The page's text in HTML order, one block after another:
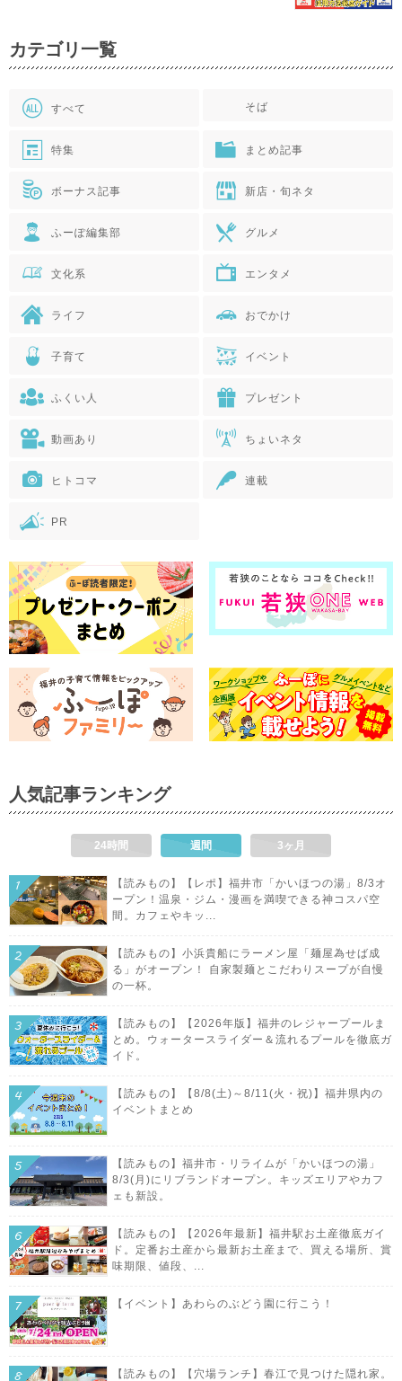
カテゴリ一覧
すべて そば
特集 まとめ記事
ボーナス記事 新店・旬ネタ
ふーぽ編集部 グルメ
文化系 エンタメ
ライフ おでかけ
子育て イベント
ふくい人 プレゼント
動画あり ちょいネタ
ヒトコマ 連載
PR
人気記事ランキング
24時間 週間 3ヶ月
【読みもの】【レポ】福井市「かいほつの湯」8/3オ
ープン！温泉・ジム・漫画を満喫できる神コスパ空
間。カフェやキッ...
【読みもの】小浜貴船にラーメン屋「麺屋為せば成
る」がオープン！ 自家製麺とこだわりスープが自慢
の一杯。
【読みもの】【2026年版】福井のレジャープールま
とめ。ウォータースライダー＆流れるプールを徹底ガ
イド。
【読みもの】【8/8(土)～8/11(火・祝)】福井県内の
イベントまとめ
【読みもの】福井市・リライムが「かいほつの湯」
8/3(月)にリブランドオープン。キッズエリアやカフ
ェも新設。
【読みもの】【2026年最新】福井駅お土産徹底ガイ
ド。定番お土産から最新お土産まで、買える場所、賞
味期限、値段、...
【イベント】あわらのぶどう園に行こう！
【読みもの】【穴場ランチ】春江で見つけた隠れ家。